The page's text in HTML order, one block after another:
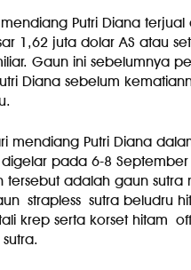
Putri Diana terjual
1,62 juta dolar AS atau
Gaun ini sebelumnya
Diana sebelum
mendiang Putri Diana
pada 6-8
tersebut adalah gaun sutra
strapless sutra beludru
krep serta korset hitam